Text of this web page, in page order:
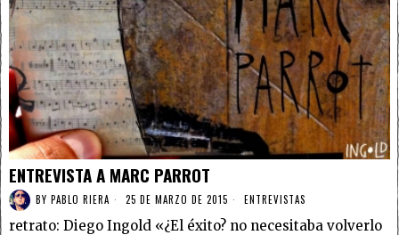
ENTREVISTA A MARC PARROT
BY PABLO RIERA 25 DE MARZO DE 2015 ENTREVISTAS
retrato: Diego Ingold «¿El éxito? no necesitaba volverlo